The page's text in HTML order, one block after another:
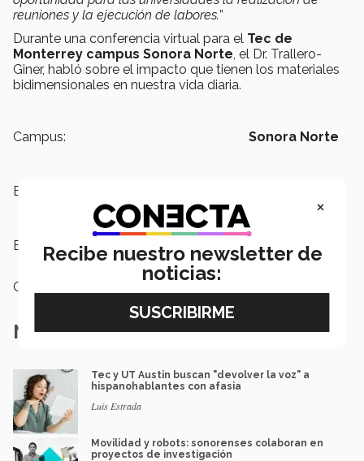
reuniones y la ejecución de labores.”
Durante una conferencia virtual para el Tec de
Monterrey campus Sonora Norte, el Dr. Trallero-
Giner, habló sobre el impacto que tienen los materiales
bidimensionales en nuestra vida diaria.
Campus: Sonora Norte
Escuelas:
Etiquetas: Ingeniería
Categoría:
Notas Relacionadas
Tec y UT Austin buscan "devolver la voz" a
hispanohablantes con afasia
Luis Estrada
Movilidad y robots: sonorenses colaboran en
proyectos de investigación
×
Recibe nuestro newsletter de
noticias: